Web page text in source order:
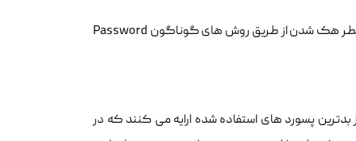
در این مقاله قصد داریم با معرفی بدترین پسورد یا رمز عبور های سال ۲۰۱۸ شما را از خطر هک شدن از طریق روش های گوناگون Password
پسورد های استفاده شده ارایه می کنند که در